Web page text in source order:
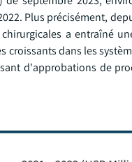
Plus précisément,
a entraîné
croissants dans les
d'approbations de